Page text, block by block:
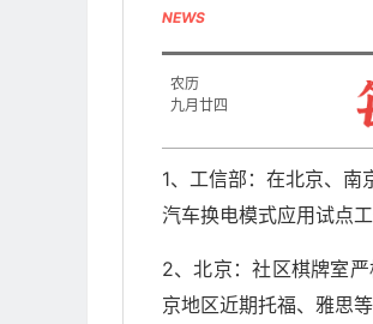
NEWS
农历
九月廿四
1、工信部：在北京、
汽车换电模式应用试点工
2、北京：社区棋牌室
京地区近期托福、雅思等